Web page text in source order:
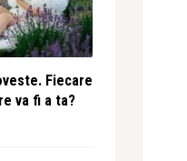
Fiecare
va fi a ta?